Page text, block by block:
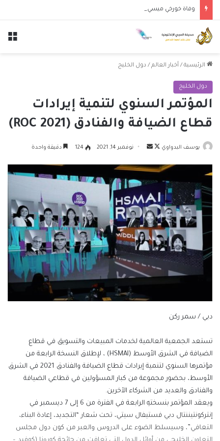
وفاة خورخي ميسي والد النجم الأرجنتيني ليونيل ميسي عن عمر 68 عاماً
الرئيسية / أخبار العالم / دول الخليج
دول الخليج
المؤتمر السنوي لتنمية إيرادات
قطاع الضيافة والفنادق (ROC 2021)
يوسف البدواوي
تابع
X
أرسل
إلكترونيا
نوفمبر 14, 2021 124 دقيقة واحدة
دبي / سمر ركن
تستعد الجمعية العالمية لخدمات المبيعات والتسويق في قطاع
الضيافة في الشرق الأوسط (HSMAI) ، لإطلاق النسخة الرابعة من
مؤتمرها السنوي لتنمية إيرادات قطاع الضيافة والفنادق 2021 في الشرق
الأوسط، بحضور مجموعة من كبار المسؤولين في قطاعي الضيافة
والفنادق والعديد من الشركاء الآخرين.
ويعقد المؤتمر بنسختهِ الرابعة في الفترة من 6 إلى 7 ديسمبر في
إنتركونتيننتال دبي فستيفال سيتي، تحت شعار “التجديد، إعادة البناء،
التعافي”، وسيسلط الضوء على الدروس والعبر من كون دول مجلس